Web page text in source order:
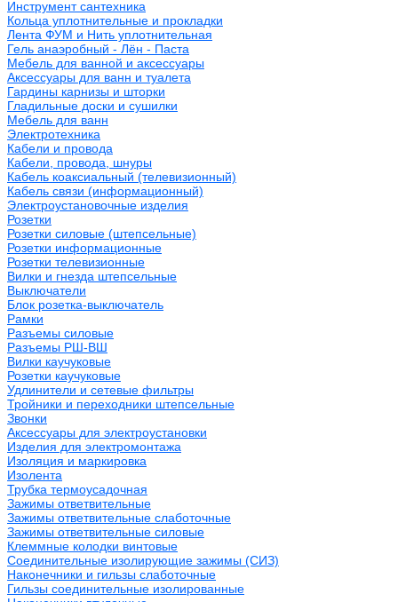
Инструмент сантехника
Кольца уплотнительные и прокладки
Лента ФУМ и Нить уплотнительная
Гель анаэробный - Лён - Паста
Мебель для ванной и аксессуары
Аксессуары для ванн и туалета
Гардины карнизы и шторки
Гладильные доски и сушилки
Мебель для ванн
Электротехника
Кабели и провода
Кабели, провода, шнуры
Кабель коаксиальный (телевизионный)
Кабель связи (информационный)
Электроустановочные изделия
Розетки
Розетки силовые (штепсельные)
Розетки информационные
Розетки телевизионные
Вилки и гнезда штепсельные
Выключатели
Блок розетка-выключатель
Рамки
Разъемы силовые
Разъемы РШ-ВШ
Вилки каучуковые
Розетки каучуковые
Удлинители и сетевые фильтры
Тройники и переходники штепсельные
Звонки
Аксессуары для электроустановки
Изделия для электромонтажа
Изоляция и маркировка
Изолента
Трубка термоусадочная
Зажимы ответвительные
Зажимы ответвительные слаботочные
Зажимы ответвительные силовые
Клеммные колодки винтовые
Соединительные изолирующие зажимы (СИЗ)
Наконечники и гильзы слаботочные
Гильзы соединительные изолированные